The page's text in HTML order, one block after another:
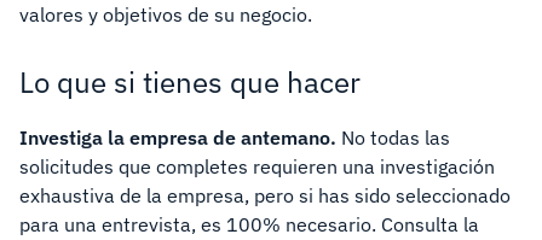
valores y objetivos de su negocio.
Lo que si tienes que hacer
Investiga la empresa de antemano. No todas las
solicitudes que completes requieren una investigación
exhaustiva de la empresa, pero si has sido seleccionado
para una entrevista, es 100% necesario. Consulta la